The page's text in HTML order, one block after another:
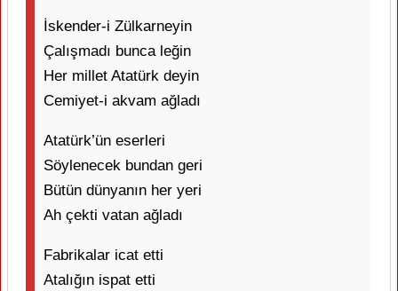
İskender-i Zülkarneyin
Çalışmadı bunca leğin
Her millet Atatürk deyin
Cemiyet-i akvam ağladı
Atatürk’ün eserleri
Söylenecek bundan geri
Bütün dünyanın her yeri
Ah çekti vatan ağladı
Fabrikalar icat etti
Atalığın ispat etti